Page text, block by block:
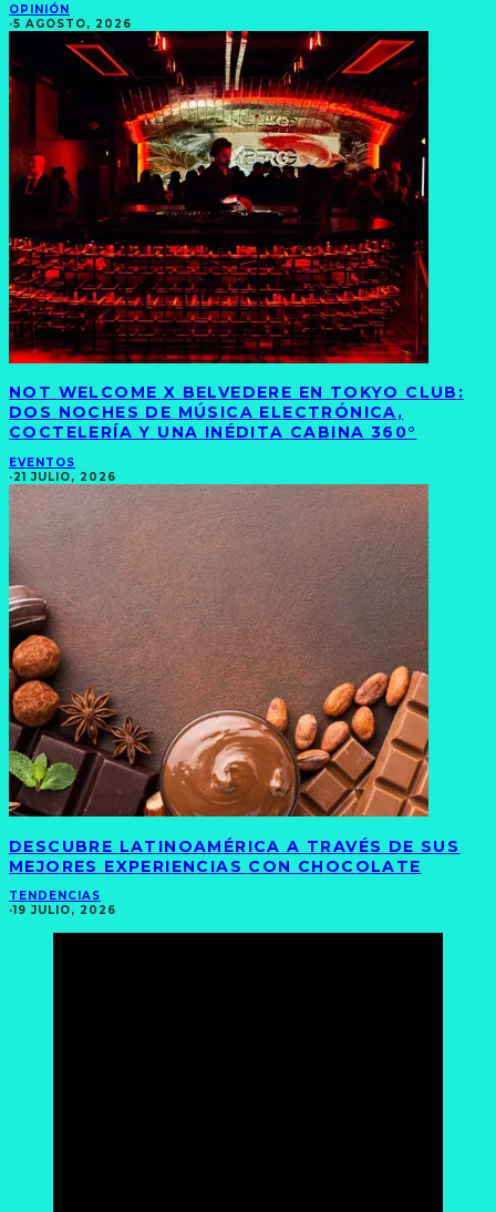
OPINIÓN
·5 AGOSTO, 2026
NOT WELCOME X BELVEDERE EN TOKYO CLUB:
DOS NOCHES DE MÚSICA ELECTRÓNICA,
COCTELERÍA Y UNA INÉDITA CABINA 360°
EVENTOS
·21 JULIO, 2026
DESCUBRE LATINOAMÉRICA A TRAVÉS DE SUS
MEJORES EXPERIENCIAS CON CHOCOLATE
TENDENCIAS
·19 JULIO, 2026